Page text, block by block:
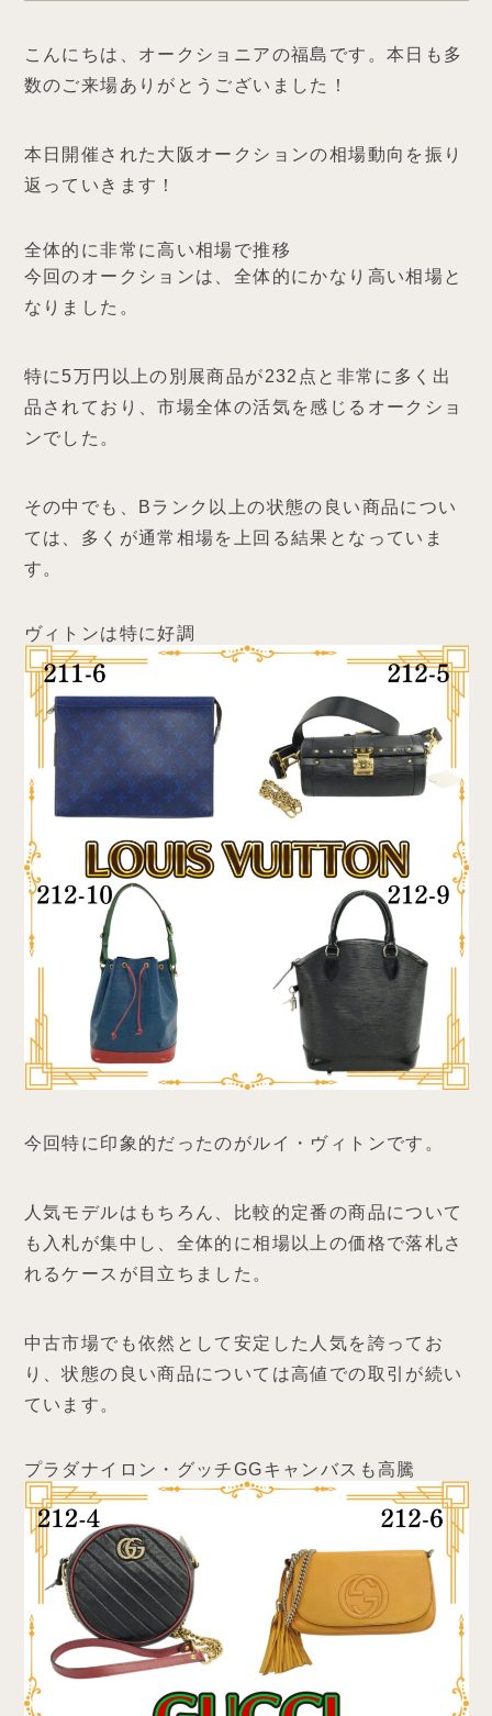
こんにちは、オークショニアの福島です。本日も多
数のご来場ありがとうございました！
本日開催された大阪オークションの相場動向を振り
返っていきます！
全体的に非常に高い相場で推移
今回のオークションは、全体的にかなり高い相場と
なりました。
特に5万円以上の別展商品が232点と非常に多く出
品されており、市場全体の活気を感じるオークショ
ンでした。
その中でも、Bランク以上の状態の良い商品につい
ては、多くが通常相場を上回る結果となっていま
す。
ヴィトンは特に好調
今回特に印象的だったのがルイ・ヴィトンです。
人気モデルはもちろん、比較的定番の商品について
も入札が集中し、全体的に相場以上の価格で落札さ
れるケースが目立ちました。
中古市場でも依然として安定した人気を誇ってお
り、状態の良い商品については高値での取引が続い
ています。
プラダナイロン・グッチGGキャンバスも高騰